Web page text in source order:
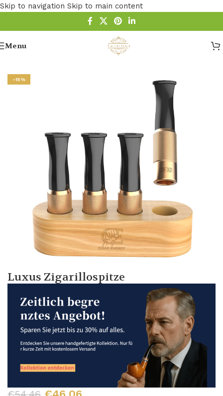
Skip to navigation Skip to main content
Menu
/Zigarrenspitze
-15%
Luxus Zigarillospitze